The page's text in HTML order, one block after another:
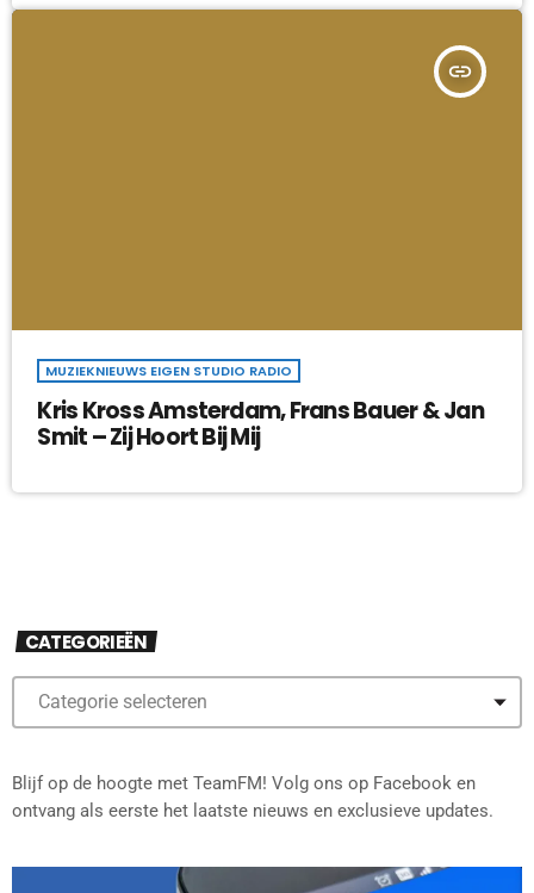
insert_link
MUZIEKNIEUWS EIGEN STUDIO RADIO
Kris Kross Amsterdam, Frans Bauer & Jan
Smit – Zij Hoort Bij Mij
CATEGORIEËN
Blijf op de hoogte met TeamFM! Volg ons op Facebook en
ontvang als eerste het laatste nieuws en exclusieve updates.